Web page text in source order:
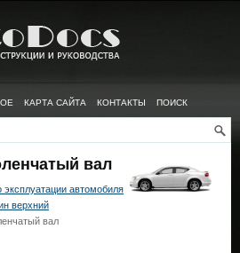
КАРТА САЙТА КОНТАКТЫ ПОИСК
вал
эксплуатации автомобиля
верхний
вал